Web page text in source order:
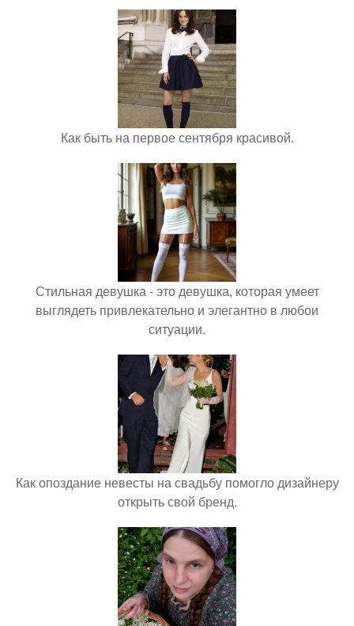
Как быть на первое сентября красивой.
Стильная девушка - это девушка, которая умеет
выглядеть привлекательно и элегантно в любои
ситуации.
Как опоздание невесты на свадьбу помогло дизайнеру
открыть свой бренд.